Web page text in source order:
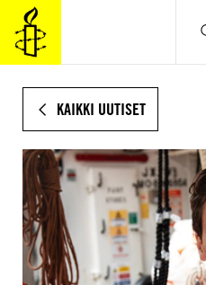
SIIRRY
VARSINAISEEN
SISÄLTÖÖN
KAIKKI UUTISET